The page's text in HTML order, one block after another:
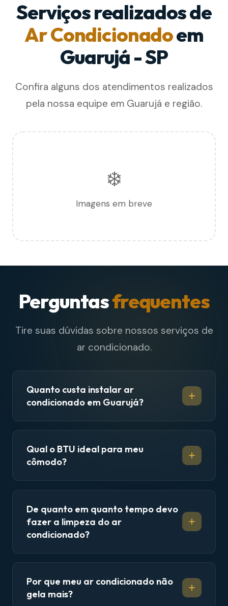
Serviços realizados de
Ar Condicionadoem
Guarujá - SP
Confira alguns dos atendimentos realizados
pela nossa equipe em Guarujá e região.
❄️
Imagens em breve
Perguntasfrequentes
Tire suas dúvidas sobre nossos serviços de
ar condicionado.
Quanto custa instalar ar
condicionado em Guarujá?
Qual o BTU ideal para meu
cômodo?
De quanto em quanto tempo devo
fazer a limpeza do ar
condicionado?
Por que meu ar condicionado não
gela mais?